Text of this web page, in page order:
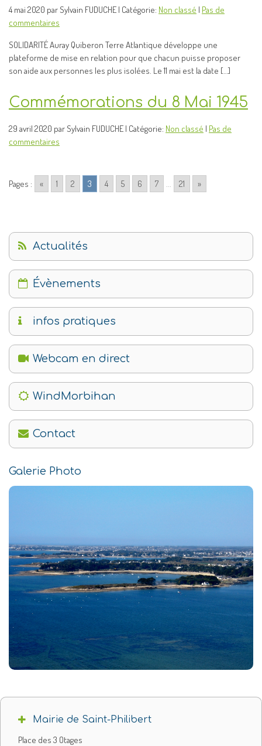
4 mai 2020 par Sylvain FUDUCHE | Catégorie: Non classé | Pas de
commentaires
SOLIDARITÉ Auray Quiberon Terre Atlantique développe une
plateforme de mise en relation pour que chacun puisse proposer
son aide aux personnes les plus isolées. Le 11 mai est la date […]
Commémorations du 8 Mai 1945
29 avril 2020 par Sylvain FUDUCHE | Catégorie: Non classé | Pas de
commentaires
Pages : « 1 2 3 4 5 6 7 ... 21 »
Actualités
Évènements
infos pratiques
Webcam en direct
WindMorbihan
Contact
Galerie Photo
Mairie de Saint-Philibert
Place des 3 Otages